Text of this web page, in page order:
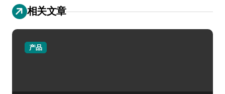
相关文章
产品